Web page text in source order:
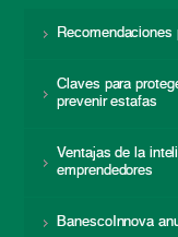
Claves para
prevenir estafas
Ventajas de la
emprendedores
BanescoInnova